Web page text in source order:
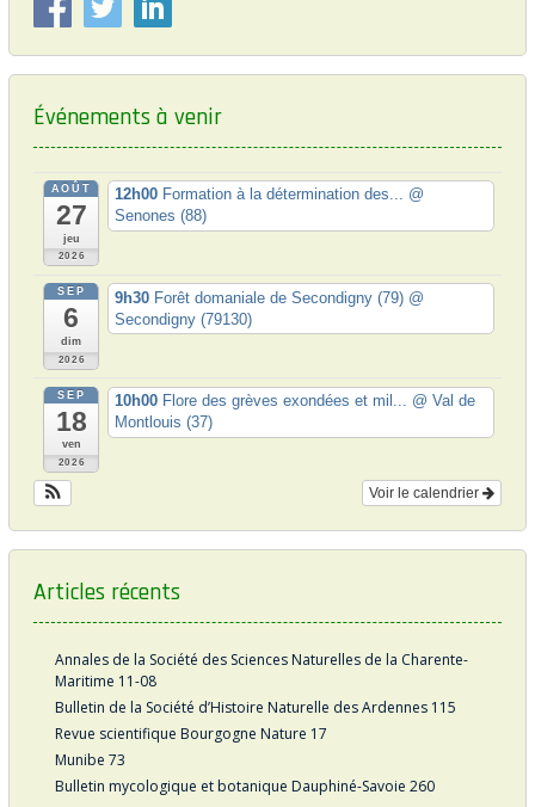
Événements à venir
AOÛT
27
jeu
2026
12h00 Formation à la détermination des... @
Senones (88)
SEP
6
dim
2026
9h30 Forêt domaniale de Secondigny (79) @
Secondigny (79130)
SEP
18
ven
2026
10h00 Flore des grèves exondées et mil... @ Val de
Montlouis (37)
Voir le calendrier
Articles récents
Annales de la Société des Sciences Naturelles de la Charente-
Maritime 11-08
Bulletin de la Société d’Histoire Naturelle des Ardennes 115
Revue scientifique Bourgogne Nature 17
Munibe 73
Bulletin mycologique et botanique Dauphiné-Savoie 260